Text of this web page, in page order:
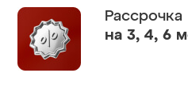
Рассрочка
на 3, 4, 6